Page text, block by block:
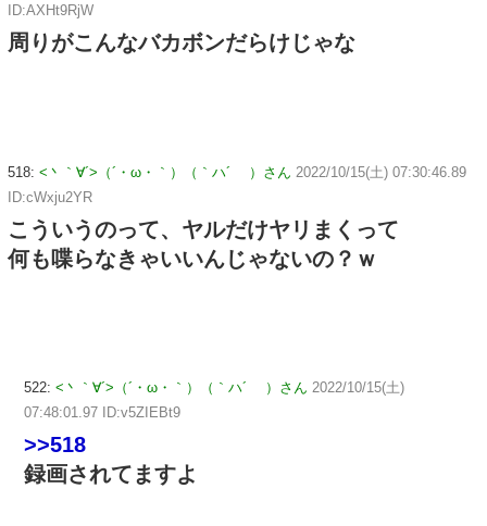
ID:AXHt9RjW
周りがこんなバカボンだらけじゃな
518: <丶｀∀´>（´・ω・｀）（｀ハ´ ）さん 2022/10/15(土) 07:30:46.89
ID:cWxju2YR
こういうのって、ヤルだけヤリまくって
何も喋らなきゃいいんじゃないの？ｗ
522: <丶｀∀´>（´・ω・｀）（｀ハ´ ）さん 2022/10/15(土)
07:48:01.97 ID:v5ZIEBt9
>>518
録画されてますよ